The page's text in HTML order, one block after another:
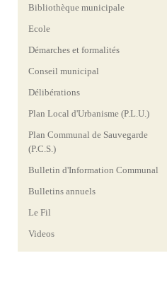
Bibliothèque municipale
Ecole
Démarches et formalités
Conseil municipal
Délibérations
Plan Local d'Urbanisme (P.L.U.)
Plan Communal de Sauvegarde
(P.C.S.)
Bulletin d'Information Communal
Bulletins annuels
Le Fil
Videos